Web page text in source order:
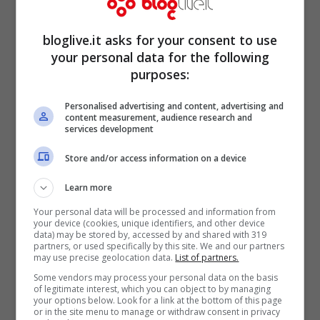
L’ideatore dell’attesissima App è il
ricercatore nipponico
Nec Corporation
dell’informatica – che spiega come verrà
concretamente gestita l’applicazione: gli
stessi produttori caricheranno le foto dei
loro frutti sull’archivio destinato
bloglive.it asks for your consent to use
your personal data for the following
purposes:
Personalised advertising and content, advertising and
content measurement, audience research and
services development
Store and/or access information on a device
Learn more
Your personal data will be processed and information from
your device (cookies, unique identifiers, and other device
data) may be stored by, accessed by and shared with 319
partners, or used specifically by this site. We and our partners
may use precise geolocation data. List of partners.
Some vendors may process your personal data on the basis
of legitimate interest, which you can object to by managing
your options below. Look for a link at the bottom of this page
or in the site menu to manage or withdraw consent in privacy